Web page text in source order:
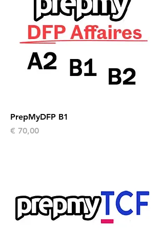
PrepMyDFP B1
Prijs
€ 70,00